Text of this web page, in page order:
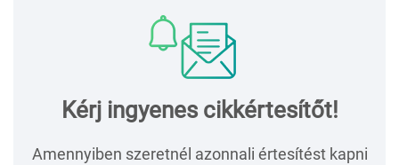
Kérj ingyenes cikkértesítőt!
Amennyiben szeretnél azonnali értesítést kapni